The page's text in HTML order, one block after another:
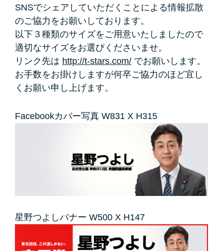
SNSでシェアしていただくことによる情報拡散
のご協力をお願いしております。
以下３種類のサイズをご用意いたしましたので
適切なサイズをお選びくださいませ。
リンク先は http://t-stars.com/ でお願いします。
お手数をお掛けしますが何卒ご協力のほど宜し
くお願い申し上げます。
Facebookカバー写真 W831 X H315
星野つよしバナー W500 X H147